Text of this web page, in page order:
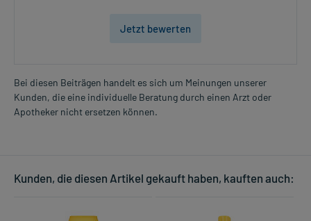
Jetzt bewerten
Bei diesen Beiträgen handelt es sich um Meinungen unserer
Kunden, die eine individuelle Beratung durch einen Arzt oder
Apotheker nicht ersetzen können.
Kunden, die diesen Artikel gekauft haben, kauften auch: